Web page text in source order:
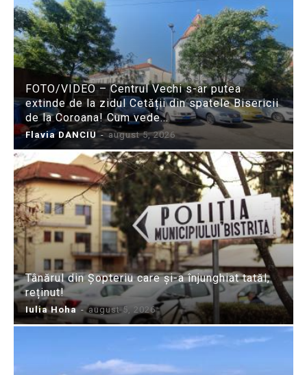
FOTO/VIDEO – Centrul Vechi s-ar putea
extinde de la zidul Cetății din spatele Bisericii
de la Coroana! Cum vede...
Flavia DANCIU - august 5, 2026
Tânărul din Șopteriu care și-a înjunghiat tatăl,
reținut!
Iulia Hoha - august 5, 2026